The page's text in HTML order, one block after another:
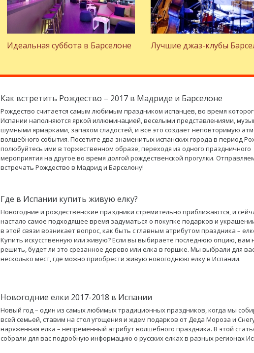
Идеальная суббота в Барселоне Лучшие джаз-клубы
Как встретить Рождество – 2017 в Мадриде и Барселоне
Рождество считается самым любимым праздником испанцев, во время
Испании наполняются яркой иллюминацией, веселыми представлениями,
шумными ярмарками, запахом сладостей, и все это создает неповторимую
волшебного события. Посетите два знаменитых испанских города в период
полюбуйтесь ими в торжественном образе, переходя из одного праздничного
мероприятия на другое во время долгой рождественской прогулки.
встречать Рождество в Мадрид и Барселону!
Где в Испании купить живую елку?
Новогодние и рождественские праздники стремительно приближаются, и
настало самое подходящее время задуматься о покупке подарков и
в этой связи возникает вопрос, как быть с главным атрибутом праздника –
Купить искусственную или живую? Если вы выбираете последнюю опцию, вам
решить, будет ли это срезанное дерево или елка в горшке. Мы выбрали для
несколько мест, где можно приобрести живую новогоднюю елку в Испании.
Новогодние елки 2017-2018 в Испании
Новый год – один из самых любимых традиционных праздников, когда мы
всей семьей, ставим на стол угощения и ждем подарков от Деда Мороза и
наряженная елка – непременный атрибут волшебного праздника. В этой
собрали для вас подробную информацию о русских елках в разных регионах